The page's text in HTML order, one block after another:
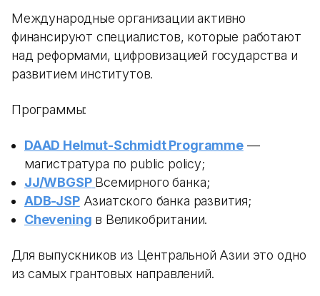
Международные организации активно
финансируют специалистов, которые работают
над реформами, цифровизацией государства и
развитием институтов.
Программы:
DAAD Helmut-Schmidt Programme—
магистратура по public policy;
JJ/WBGSP Всемирного банка;
ADB-JSPАзиатского банка развития;
Chevening в Великобритании.
Для выпускников из Центральной Азии это одно
из самых грантовых направлений.